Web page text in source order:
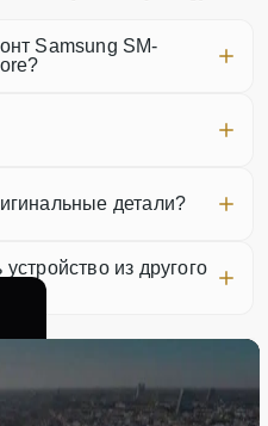
Samsung SM-
детали?
из другого